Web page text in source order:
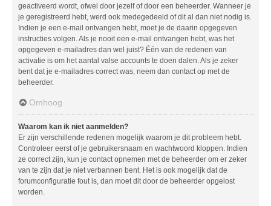
geactiveerd wordt, ofwel door jezelf of door een beheerder. Wanneer je
je geregistreerd hebt, werd ook medegedeeld of dit al dan niet nodig is.
Indien je een e-mail ontvangen hebt, moet je de daarin opgegeven
instructies volgen. Als je nooit een e-mail ontvangen hebt, was het
opgegeven e-mailadres dan wel juist? Één van de redenen van
activatie is om het aantal valse accounts te doen dalen. Als je zeker
bent dat je e-mailadres correct was, neem dan contact op met de
beheerder.
Omhoog
Waarom kan ik niet aanmelden?
Er zijn verschillende redenen mogelijk waarom je dit probleem hebt.
Controleer eerst of je gebruikersnaam en wachtwoord kloppen. Indien
ze correct zijn, kun je contact opnemen met de beheerder om er zeker
van te zijn dat je niet verbannen bent. Het is ook mogelijk dat de
forumconfiguratie fout is, dan moet dit door de beheerder opgelost
worden.